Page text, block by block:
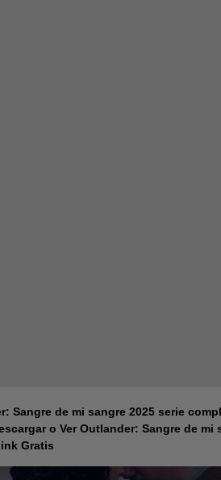
Sangre de mi sangre 2025 serie
o Ver Outlander: Sangre de mi
Gratis